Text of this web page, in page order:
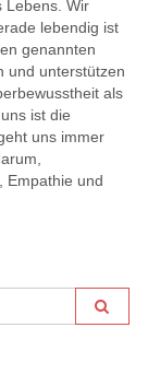
Lebens. Wir
lebendig ist
genannten
und unterstützen
als
ist die
uns immer
Empathie und